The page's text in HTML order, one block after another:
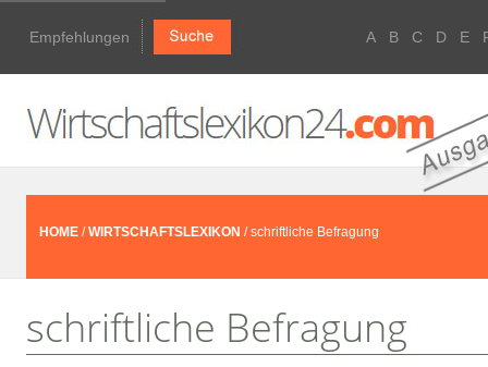
Empfehlungen A B C D E
HOME /WIRTSCHAFTSLEXIKON / schriftliche Befragung
schriftliche Befragung